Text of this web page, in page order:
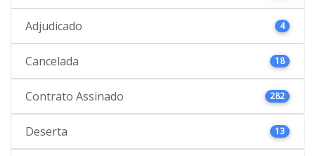
Adjudicado 4
Cancelada 18
Contrato Assinado 282
Deserta 13